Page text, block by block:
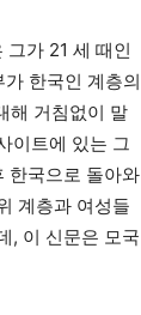
가 21 세 때인
한국인 계층의
해 거침없이 말
이트에 있는 그
한국으로 돌아와
계층과 여성들
, 이 신문은 모국